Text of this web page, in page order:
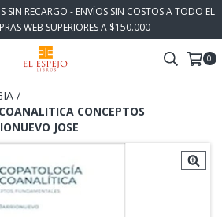
SIN RECARGO - ENVÍOS SIN COSTOS A TODO EL
WEB SUPERIORES A $150.000
0
/
CONCEPTOS
JOSE